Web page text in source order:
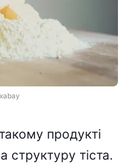
продукті
структуру тіста.